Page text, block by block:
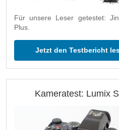
Für unsere Leser getestet:
Plus.
Jetzt den Testbericht
Kameratest: Lumix